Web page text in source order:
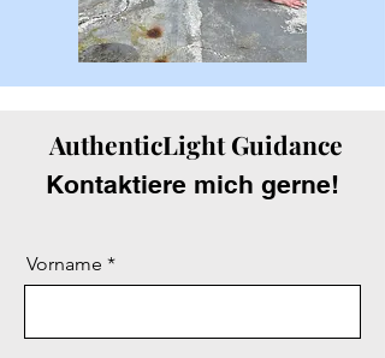
AuthenticLight Guidance
Kontaktiere mich gerne!
Vorname